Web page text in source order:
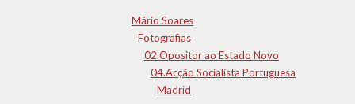
Mário Soares
Fotografias
02.Opositor ao Estado Novo
04.Acção Socialista Portuguesa
Madrid